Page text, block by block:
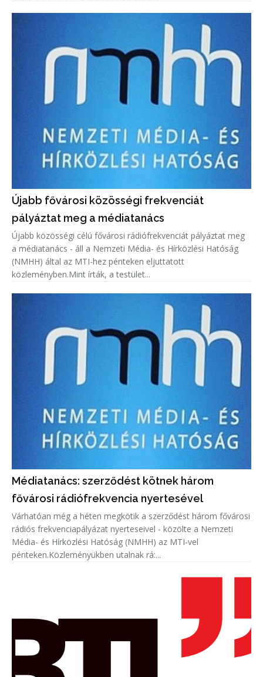
Újabb fővárosi közösségi frekvenciát
pályáztat meg a médiatanács
Újabb közösségi célú fővárosi rádiófrekvenciát pályáztat meg
a médiatanács - áll a Nemzeti Média- és Hírközlési Hatóság
(NMHH) által az MTI-hez pénteken eljuttatott
közleményben.Mint írták, a testület...
Médiatanács: szerződést kötnek három
fővárosi rádiófrekvencia nyertesével
Várhatóan még a héten megkötik a szerződést három fővárosi
rádiós frekvenciapályázat nyerteseivel - közölte a Nemzeti
Média- és Hírközlési Hatóság (NMHH) az MTI-vel
pénteken.Közleményükben utalnak rá:...